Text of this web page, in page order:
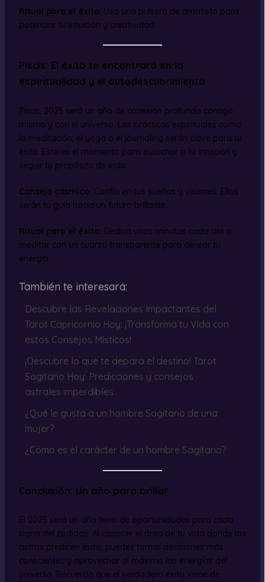
Ritual para el éxito: Usa una pulsera de amatista para
potenciar tu intuición y creatividad.
Piscis: El éxito te encontrará en la
espiritualidad y el autodescubrimiento
Piscis, 2025 será un año de conexión profunda contigo
mismo y con el universo. Las prácticas espirituales como
la meditación, el yoga o el journaling serán clave para tu
éxito. Este es el momento para escuchar a tu intuición y
seguir tu propósito de vida.
Consejo cósmico: Confía en tus sueños y visiones. Ellos
serán tu guía hacia un futuro brillante.
Ritual para el éxito: Dedica unos minutos cada día a
meditar con un cuarzo transparente para alinear tu
energía.
También te interesará:
Descubre las Revelaciones Impactantes del
Tarot Capricornio Hoy: ¡Transforma tu Vida con
estos Consejos Místicos!
¡Descubre lo que te depara el destino! Tarot
Sagitario Hoy: Predicciones y consejos
astrales imperdibles
¿Qué le gusta a un hombre Sagitario de una
mujer?
¿Cómo es el carácter de un hombre Sagitario?
Conclusión: Un año para brillar
El 2025 será un año lleno de oportunidades para cada
signo del zodiaco. Al conocer el área de tu vida donde los
astros predicen éxito, puedes tomar decisiones más
conscientes y aprovechar al máximo las energías del
universo. Recuerda que el verdadero éxito viene de